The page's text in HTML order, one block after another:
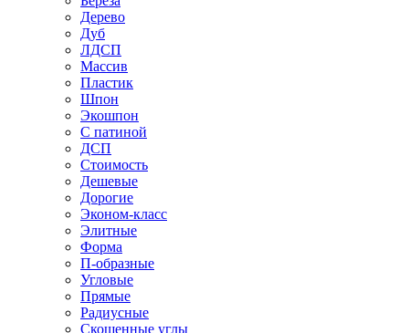
Дерево
Дуб
ЛДСП
Массив
Пластик
Шпон
Экошпон
С патиной
ДСП
Стоимость
Дешевые
Дорогие
Эконом-класс
Элитные
Форма
П-образные
Угловые
Прямые
Радиусные
Скошенные углы